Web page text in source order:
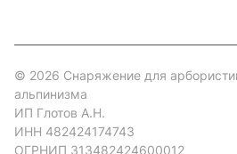
© 2026 Снаряжение для
альпинизма
ИП Глотов А.Н.
ИНН 482424174743
ОГРНИП 313482424600012